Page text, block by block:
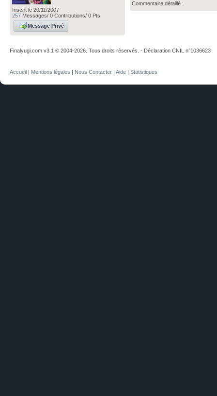
Inscrit le 20/11/2007
257 Messages/ 0 Contributions/ 0 Pts
Message Privé
Commentaire détaillé :
Finalyugi.com v3.1 © 2004-2026. Tous droits réservés. - Déclaration CNIL n°1036623
Accueil | Mentions légales | Nous Contacter | Aide | Statistiques